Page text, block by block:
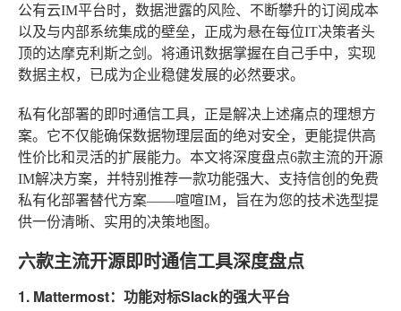
公有云IM平台时，数据泄露的风险、不断攀升的订阅成本
以及与内部系统集成的壁垒，正成为悬在每位IT决策者头
顶的达摩克利斯之剑。将通讯数据掌握在自己手中，实现
数据主权，已成为企业稳健发展的必然要求。
私有化部署的即时通信工具，正是解决上述痛点的理想方
案。它不仅能确保数据物理层面的绝对安全，更能提供高
性价比和灵活的扩展能力。本文将深度盘点6款主流的开源
IM解决方案，并特别推荐一款功能强大、支持信创的免费
私有化部署替代方案——喧喧IM，旨在为您的技术选型提
供一份清晰、实用的决策地图。
六款主流开源即时通信工具深度盘点
1. Mattermost：功能对标Slack的强大平台